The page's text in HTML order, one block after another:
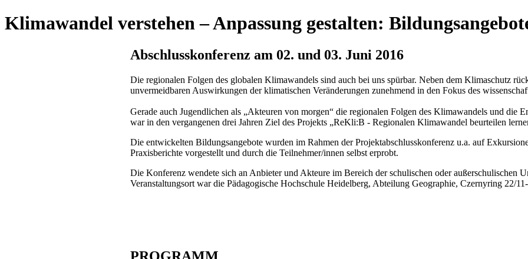
Klimawandel verstehen – Anpassung gestalten:
Abschlusskonferenz am 02. und 03. Juni 2016
Die regionalen Folgen des globalen Klimawandels sind auch bei uns spürbar. Neben dem Klimaschutz
unvermeidbaren Auswirkungen der klimatischen Veränderungen zunehmend in den Fokus des
Gerade auch Jugendlichen als „Akteuren von morgen“ die regionalen Folgen des Klimawandels und die
war in den vergangenen drei Jahren Ziel des Projekts „ReKli:B - Regionalen Klimawandel beurteilen
Die entwickelten Bildungsangebote wurden im Rahmen der Projektabschlusskonferenz u.a. auf
Praxisberichte vorgestellt und durch die Teilnehmer/innen selbst erprobt.
Die Konferenz wendete sich an Anbieter und Akteure im Bereich der schulischen oder
Veranstaltungsort war die Pädagogische Hochschule Heidelberg, Abteilung Geographie, Czernyring 22/
PROGRAMM